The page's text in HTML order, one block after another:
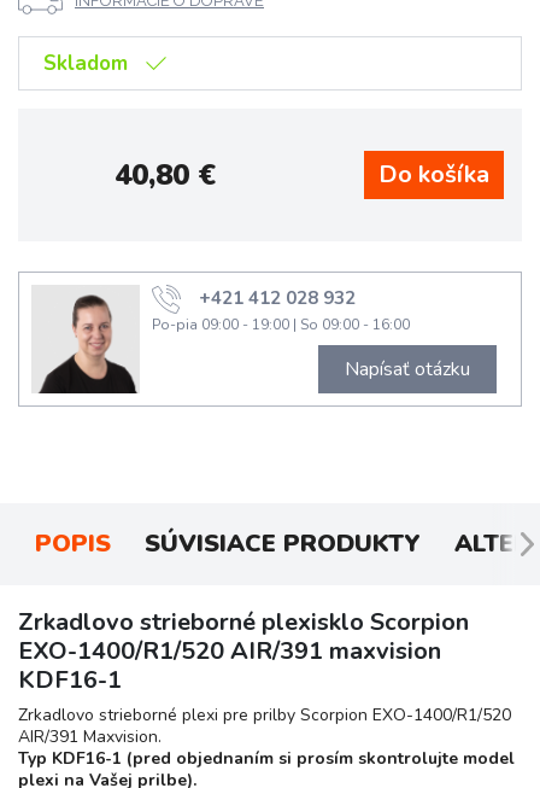
Skladom
40,80€
+421 412 028 932
Po-pia 09:00 - 19:00 | So 09:00 - 16:00
Napísať otázku
POPIS SÚVISIACE PRODUKTY
Zrkadlovo strieborné plexisklo Scorpion
EXO-1400/R1/520 AIR/391 maxvision
KDF16-1
Zrkadlovo strieborné plexi pre prilby Scorpion EXO-1400/R1/520
AIR/391 Maxvision.
Typ KDF16-1 (pred objednaním si prosím skontrolujte model
plexi na Vašej prilbe).